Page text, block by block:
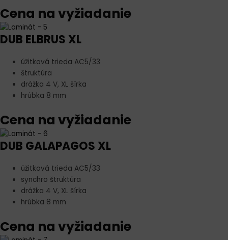
Cena na vyžiadanie
DUB ELBRUS XL
úžitková trieda AC5/33
štruktúra
drážka 4 V, XL šírka
hrúbka 8 mm
Cena na vyžiadanie
DUB GALAPAGOS XL
úžitková trieda AC5/33
synchro štruktúra
drážka 4 V, XL šírka
hrúbka 8 mm
Cena na vyžiadanie